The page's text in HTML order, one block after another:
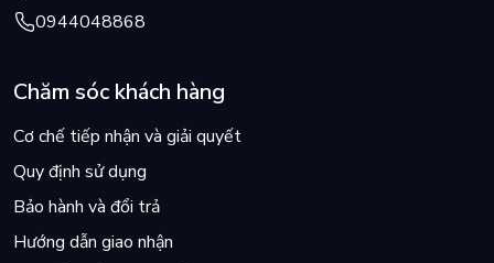
0944048868
Chăm sóc khách hàng
Cơ chế tiếp nhận và giải quyết
Quy định sử dụng
Bảo hành và đổi trả
Hướng dẫn giao nhận